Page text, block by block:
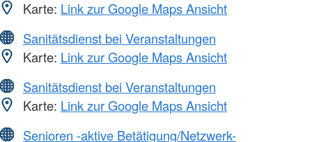
Karte: Link zur Google Maps Ansicht
Sanitätsdienst bei Veranstaltungen
Karte: Link zur Google Maps Ansicht
Sanitätsdienst bei Veranstaltungen
Karte: Link zur Google Maps Ansicht
Senioren -aktive Betätigung/Netzwerk-